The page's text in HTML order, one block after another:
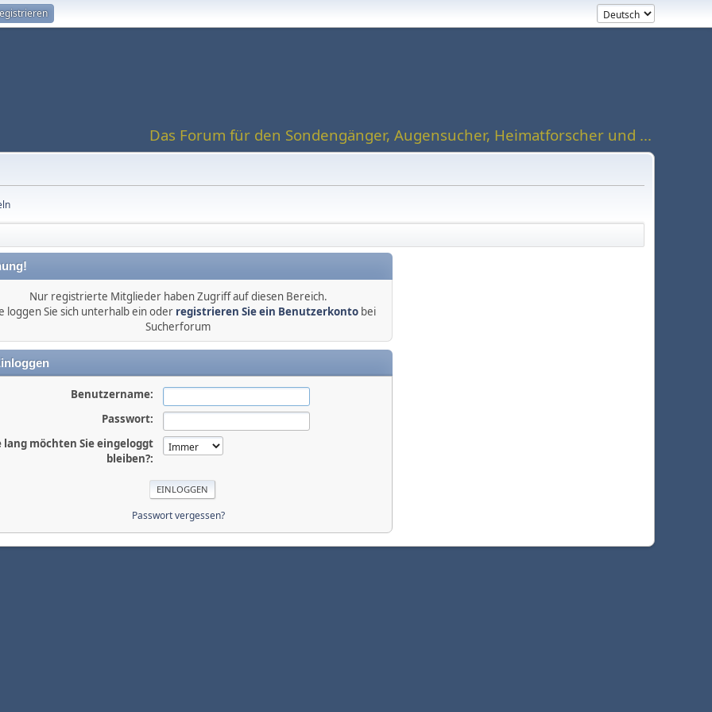
Das Forum für den Sondengänger, Augensucher, Heimatforscher und ...
Nur registrierte Mitglieder haben Zugriff auf diesen Bereich.
loggen Sie sich unterhalb ein oder registrieren Sie ein Benutzerkontobei
Sucherforum
Benutzername:
Passwort:
lang möchten Sie eingeloggt
bleiben?:
Passwort vergessen?